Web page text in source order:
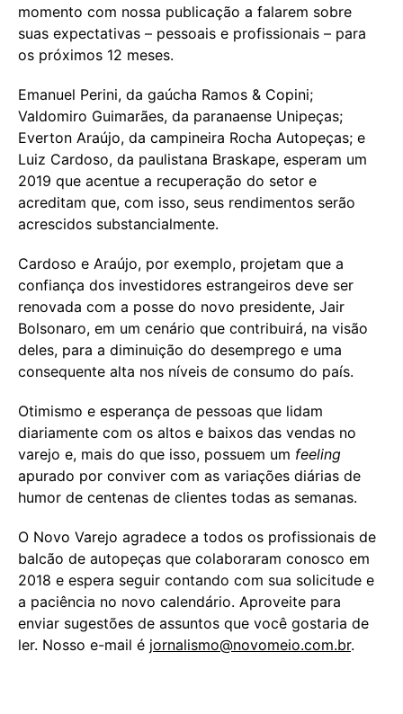
momento com nossa publicação a falarem sobre
suas expectativas – pessoais e profissionais – para
os próximos 12 meses.
Emanuel Perini, da gaúcha Ramos & Copini;
Valdomiro Guimarães, da paranaense Unipeças;
Everton Araújo, da campineira Rocha Autopeças; e
Luiz Cardoso, da paulistana Braskape, esperam um
2019 que acentue a recuperação do setor e
acreditam que, com isso, seus rendimentos serão
acrescidos substancialmente.
Cardoso e Araújo, por exemplo, projetam que a
confiança dos investidores estrangeiros deve ser
renovada com a posse do novo presidente, Jair
Bolsonaro, em um cenário que contribuirá, na visão
deles, para a diminuição do desemprego e uma
consequente alta nos níveis de consumo do país.
Otimismo e esperança de pessoas que lidam
diariamente com os altos e baixos das vendas no
varejo e, mais do que isso, possuem um feeling
apurado por conviver com as variações diárias de
humor de centenas de clientes todas as semanas.
O Novo Varejo agradece a todos os profissionais de
balcão de autopeças que colaboraram conosco em
2018 e espera seguir contando com sua solicitude e
a paciência no novo calendário. Aproveite para
enviar sugestões de assuntos que você gostaria de
ler. Nosso e-mail é jornalismo@novomeio.com.br.